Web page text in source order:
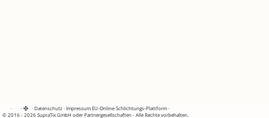
· · ·Datenschutz·Impressum EU-Online-Schlichtungs-Plattform·
© 2016 - 2026 SupraTix GmbH oder Partnergesellschaften - Alle Rechte vorbehalten.